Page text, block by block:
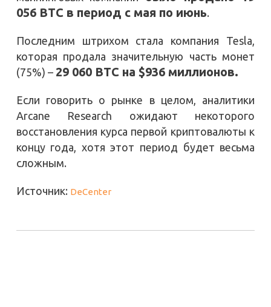
056 BTC в период с мая по июнь.
Последним штрихом стала компания Tesla,
которая продала значительную часть монет
(75%) – 29 060 BTC на $936 миллионов.
Если говорить о рынке в целом, аналитики
Arcane Research ожидают некоторого
восстановления курса первой криптовалюты к
концу года, хотя этот период будет весьма
сложным.
Источник: DeCenter